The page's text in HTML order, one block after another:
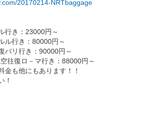
20170214-NRTbaggage
行き：23000円～
ル行き：80000円～
パリ行き：90000円～
往復ロ－マ行き：88000円～
金も他にもあります！！
！